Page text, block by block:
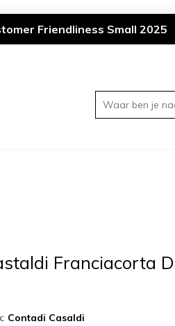
Friendliness Small 2025
Waar ben je
Franciacorta
Contadi Casaldi